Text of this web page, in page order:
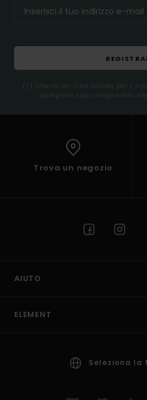
(*) Offerta on-line valida per i
complete sono disponibili
Trova un negozio
AIUTO
ELEMENT
Seleziona la